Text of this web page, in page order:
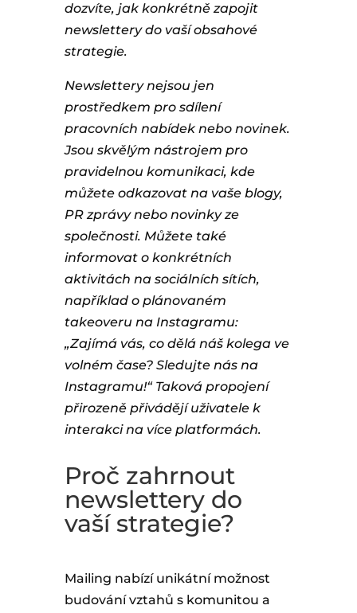
dozvíte, jak konkrétně zapojit
newslettery do vaší obsahové
strategie.
Newslettery nejsou jen
prostředkem pro sdílení
pracovních nabídek nebo novinek.
Jsou skvělým nástrojem pro
pravidelnou komunikaci, kde
můžete odkazovat na vaše blogy,
PR zprávy nebo novinky ze
společnosti. Můžete také
informovat o konkrétních
aktivitách na sociálních sítích,
například o plánovaném
takeoveru na Instagramu:
„Zajímá vás, co dělá náš kolega ve
volném čase? Sledujte nás na
Instagramu!“ Taková propojení
přirozeně přivádějí uživatele k
interakci na více platformách.
Proč zahrnout
newslettery do
vaší strategie?
Mailing nabízí unikátní možnost
budování vztahů s komunitou a